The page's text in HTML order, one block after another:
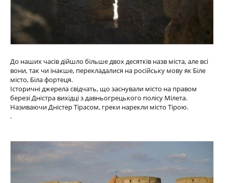
До наших часів дійшло більше двох десятків назв міста, але всі
вони, так чи інакше, перекладалися на російську мову як Біле
місто, Біла фортеця.
Історичні джерела свідчать, що заснували місто на правом
березі Дністра вихідці з давньогрецького полісу Мілета.
Називаючи Дністер Тірасом, греки нарекли місто Тірою.
.